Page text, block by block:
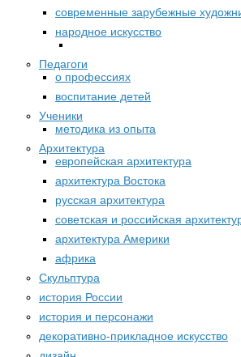
современные зарубежные
народное искусство
Педагоги
о профессиях
воспитание детей
Ученики
методика из опыта
Архитектура
европейская архитектура
архитектура Востока
русская архитектура
советская и российская
архитектура Америки
африка
Скульптура
история России
история и персонажи
декоративно-прикладное искусство